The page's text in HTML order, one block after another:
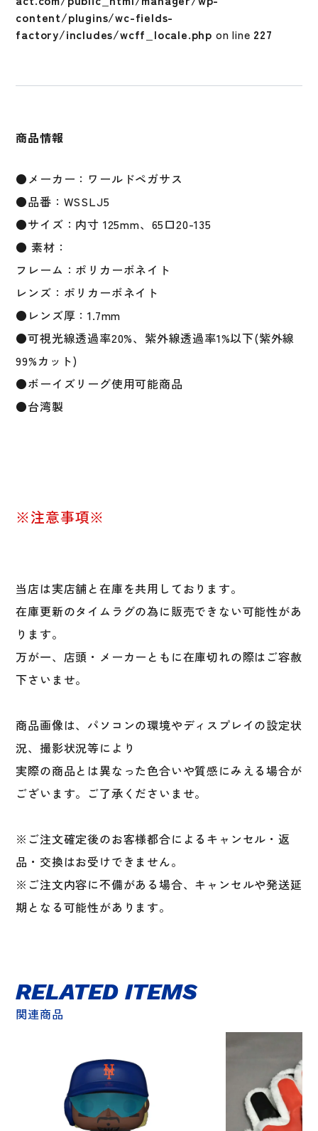
WSSLJ5
小
顔
ー
リ
グ
公
認
レ
デ
ー
ス
子
供
メ
ガ
ネ
眼
鏡
球
ニ
ス
ゴ
ル
フ
サ
イ
リ
ン
グ
自
転
ン
ニ
グ
ア
個
content/plugins/wc-fields-
factory/includes/wcff_locale.php on line 227
商品情報
●メーカー：ワールドペガサス
●品番：WSSLJ5
●サイズ：内寸 125mm、65口20-135
● 素材：
フレーム：ポリカーボネイト
レンズ：ポリカーボネイト
●レンズ厚：1.7mm
●可視光線透過率20%、紫外線透過率1%以下(紫外線
99%カット)
●ボーイズリーグ使用可能商品
●台湾製
※注意事項※
当店は実店舗と在庫を共用しております。
在庫更新のタイムラグの為に販売できない可能性があ
ります。
万が一、店頭・メーカーともに在庫切れの際はご容赦
下さいませ。
商品画像は、パソコンの環境やディスプレイの設定状
況、撮影状況等により
実際の商品とは異なった色合いや質感にみえる場合が
ございます。ご了承くださいませ。
※ご注文確定後のお客様都合によるキャンセル・返
品・交換はお受けできません。
※ご注文内容に不備がある場合、キャンセルや発送延
期となる可能性があります。
関連商品
RELATED ITEMS